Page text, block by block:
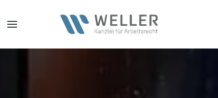
Zum Hauptinhalt springen